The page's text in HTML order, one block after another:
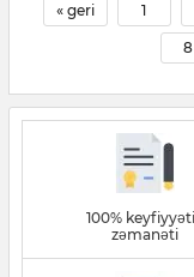
« geri 1
8
100%
zəmanəti